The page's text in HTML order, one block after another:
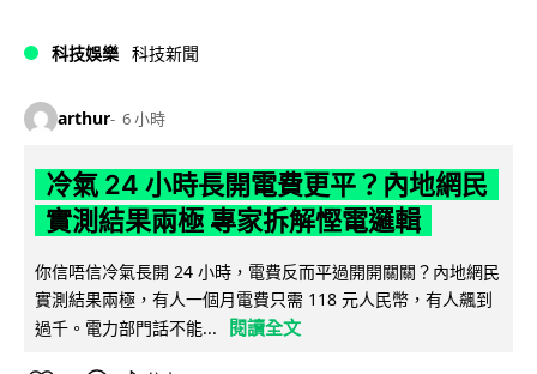
科技娛樂 科技新聞
arthur 6 小時
冷氣 24 小時長開電費更平？內地網民
實測結果兩極 專家拆解慳電邏輯
你信唔信冷氣長開 24 小時，電費反而平過開開關關？內地網民
實測結果兩極，有人一個月電費只需 118 元人民幣，有人飆到
過千。電力部門話不能...
閱讀全文